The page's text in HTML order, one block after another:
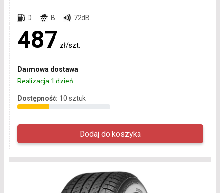
D B 72dB
487 zł/szt.
Darmowa dostawa
Realizacja 1 dzień
Dostępność: 10 sztuk